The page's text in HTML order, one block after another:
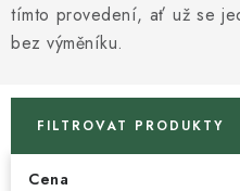
tímto provedení, ať už se
bez výměníku.
FILTROVAT PRODUKTY
Cena